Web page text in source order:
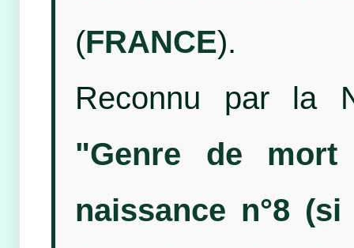
(FRANCE).
Reconnu par la
"Genre de
naissance n°8